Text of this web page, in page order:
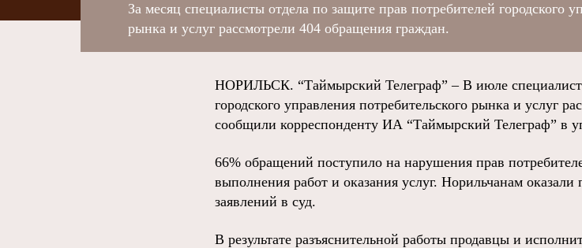
За месяц специалисты отдела по защите прав потребителей городского
рынка и услуг рассмотрели 404 обращения граждан.
НОРИЛЬСК. “Таймырский Телеграф” – В июле
городского управления потребительского рынка и услуг
сообщили корреспонденту ИА “Таймырский Телеграф” в
66% обращений поступило на нарушения прав
выполнения работ и оказания услуг. Норильчанам
заявлений в суд.
В результате разъяснительной работы продавцы и